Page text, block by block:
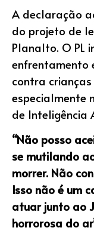
A declaração
do projeto de
Planalto. O PL
enfrentamento
contra
especialmente
de Inteligência
“Não posso
se mutilando
morrer. Não
Isso não é um
atuar junto ao
horrorosa do